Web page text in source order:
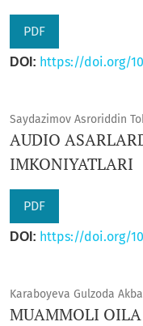
PDF
DOI: https://doi.org/
Saydazimov Asroriddin
AUDIO
IMKONIYATLARI
PDF
DOI: https://doi.org/
Karaboyeva Gulzoda
MUAMMOLI